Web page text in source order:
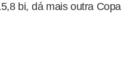
bi, dá mais outra Copa